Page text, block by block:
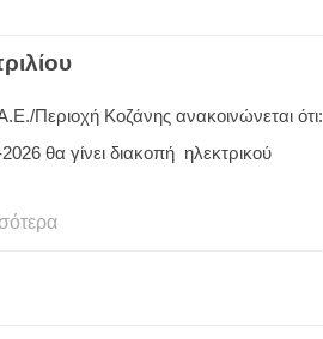
Περιοχή Κοζάνης ανακοινώνεται ότι:
θα γίνει διακοπή ηλεκτρικού